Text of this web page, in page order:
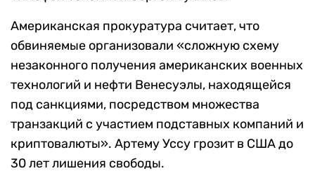
Американская прокуратура считает, что
обвиняемые организовали «сложную схему
незаконного получения американских военных
технологий и нефти Венесуэлы, находящейся
под санкциями, посредством множества
транзакций с участием подставных компаний и
криптовалюты». Артему Уссу грозит в США до
30 лет лишения свободы.